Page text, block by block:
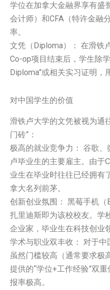
学位在加拿大金融界享有盛
会计师）和CFA（特许金融
率。
文凭（Diploma）： 在滑铁
Co-op项目结束后，学生除
Diploma”或相关实习证明，
对中国学生的价值
滑铁卢大学的文凭被视为通
门砖”：
极高的就业竞争力： 谷歌
卢毕业生的主要雇主。由于
业生在毕业时往往已经拥有
拿大名列前茅。
创新创业氛围： 黑莓手机（
扎里迪斯即为该校校友。学
企业家，毕业生在科技创业
学术与职业双丰收： 对于
虽然门槛较高（通常要求极
提供的“学位+工作经验”双
报率极高。